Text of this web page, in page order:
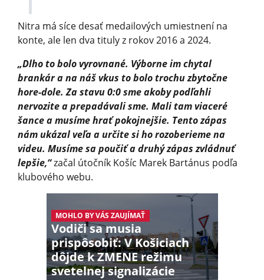
Nitra má síce desať medailových umiestnení na
konte, ale len dva tituly z rokov 2016 a 2024.
„Dlho to bolo vyrovnané. Výborne im chytal
brankár a na náš vkus to bolo trochu zbytočne
hore-dole. Za stavu 0:0 sme akoby podľahli
nervozite a prepadávali sme. Mali tam viaceré
šance a musíme hrať pokojnejšie. Tento zápas
nám ukázal veľa a určite si ho rozoberieme na
videu. Musíme sa poučiť a druhý zápas zvládnuť
lepšie,“začal útočník Košíc Marek Bartánus podľa
klubového webu.
MOHLO BY VÁS ZAUJÍMAŤ
Vodiči sa musia
prispôsobiť: V Košiciach
dôjde k ZMENE režimu
svetelnej signalizácie